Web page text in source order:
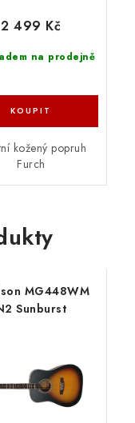
na prodejně
2 499 Kč
kožený popruh
Furch
MG448WM
Sunburst